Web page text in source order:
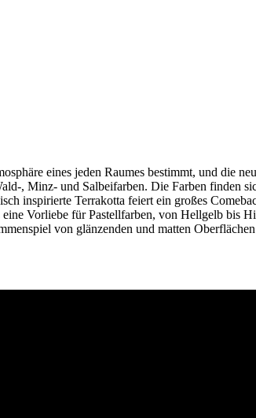
eines jeden Raumes bestimmt, und die
, Minz- und Salbeifarben. Die Farben
inspirierte Terrakotta feiert ein großes
Vorliebe für Pastellfarben, von Hellgelb bis
von glänzenden und matten